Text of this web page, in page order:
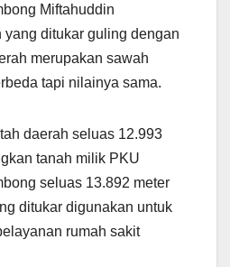
Miftahuddin
yang ditukar guling dengan
merupakan sawah
tapi nilainya sama.
daerah seluas 12.993
tanah milik PKU
seluas 13.892 meter
ditukar digunakan untuk
rumah sakit